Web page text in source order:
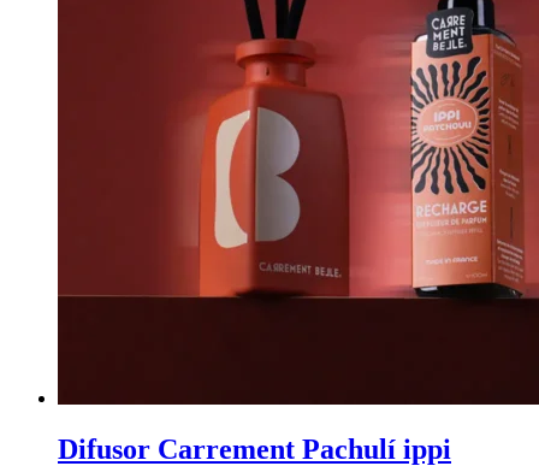
Difusor Carrement Pachulí ippi